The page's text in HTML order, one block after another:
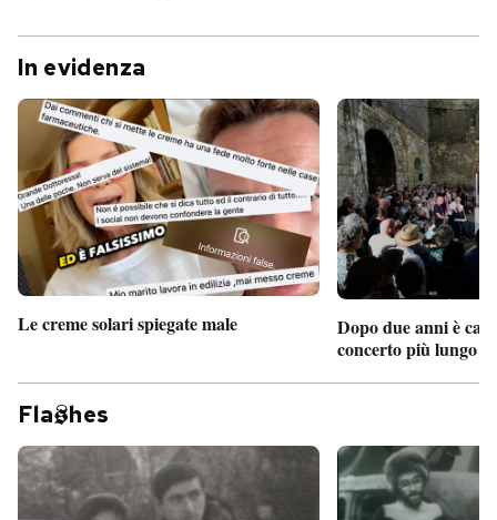
In evidenza
Le creme solari spiegate male
Dopo due anni è
concerto più lungo
Fla hes